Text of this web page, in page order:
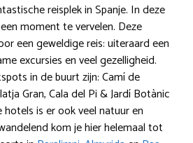
reisplek in Spanje. In deze
moment te vervelen. Deze
een geweldige reis: uiteraard een
excursies en veel gezelligheid.
in de buurt zijn: Camí de
Gran, Cala del Pi & Jardí Botànic
is er ook veel natuur en
kom je hier helemaal tot